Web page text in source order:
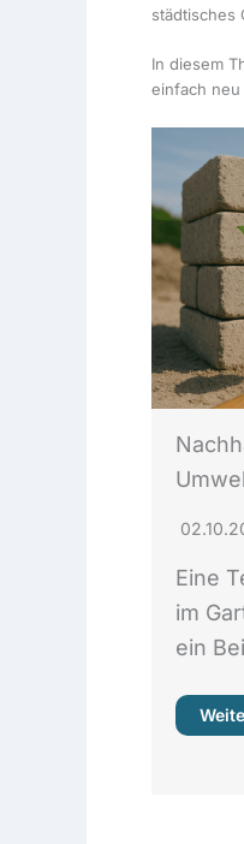
städtisches
In diesem
einfach
Eine
im
ein